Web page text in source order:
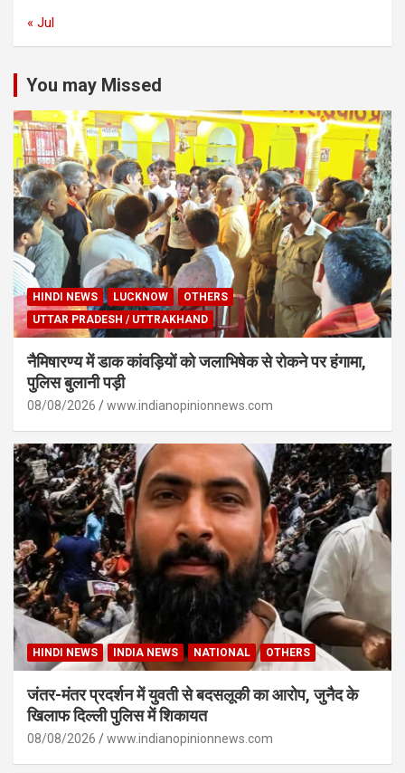
« Jul
You may Missed
HINDI NEWS LUCKNOW
OTHERS
UTTAR PRADESH / UTTRAKHAND
नैमिषारण्य में डाक कांवड़ियों को जलाभिषेक से रोकने पर हंगामा,
पुलिस बुलानी पड़ी
08/08/2026 www.indianopinionnews.com
HINDI NEWS INDIA NEWS NATIONAL OTHERS
जंतर-मंतर प्रदर्शन में युवती से बदसलूकी का आरोप, जुनैद के
खिलाफ दिल्ली पुलिस में शिकायत
08/08/2026 www.indianopinionnews.com